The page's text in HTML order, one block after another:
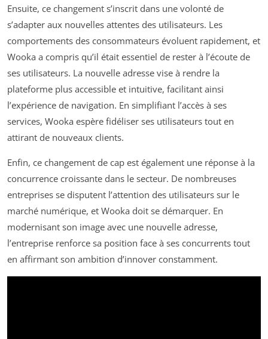
Ensuite, ce changement s’inscrit dans une volonté de
s’adapter aux nouvelles attentes des utilisateurs. Les
comportements des consommateurs évoluent rapidement, et
Wooka a compris qu’il était essentiel de rester à l’écoute de
ses utilisateurs. La nouvelle adresse vise à rendre la
plateforme plus accessible et intuitive, facilitant ainsi
l’expérience de navigation. En simplifiant l’accès à ses
services, Wooka espère fidéliser ses utilisateurs tout en
attirant de nouveaux clients.
Enfin, ce changement de cap est également une réponse à la
concurrence croissante dans le secteur. De nombreuses
entreprises se disputent l’attention des utilisateurs sur le
marché numérique, et Wooka doit se démarquer. En
modernisant son image avec une nouvelle adresse,
l’entreprise renforce sa position face à ses concurrents tout
en affirmant son ambition d’innover constamment.